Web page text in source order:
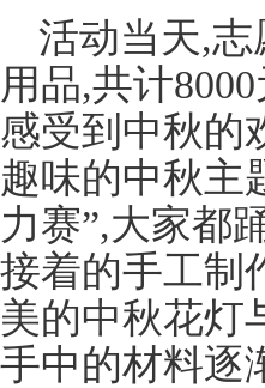
活动当天,
用品,共计
感受到中秋的
趣味的中秋主
力赛”,大家都
接着的手工制
美的中秋花灯
手中的材料逐